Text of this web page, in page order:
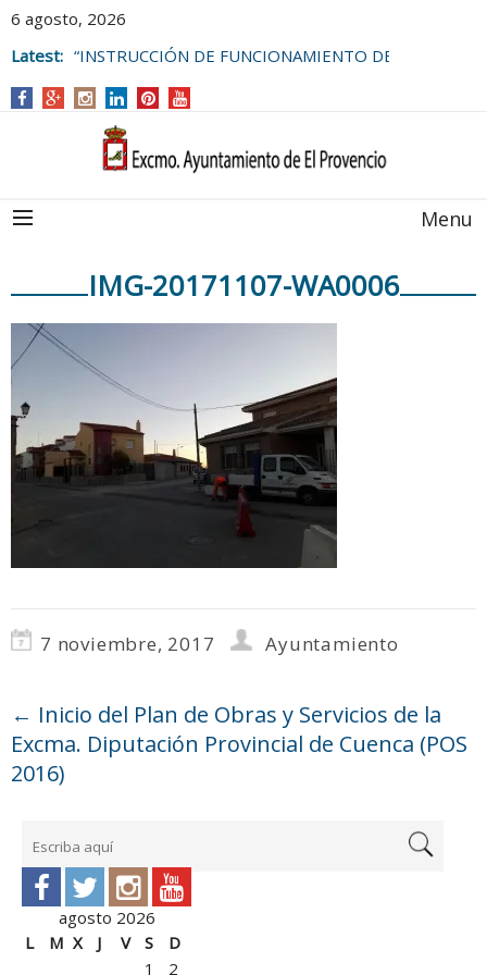
6 agosto, 2026
Latest: “INSTRUCCIÓN DE FUNCIONAMIENTO DE
AYUNTAMIENTO DE EL PROVENCIO
Menu
IMG-20171107-WA0006
7 noviembre, 2017 Ayuntamiento
← Inicio del Plan de Obras y Servicios de la
Excma. Diputación Provincial de Cuenca (POS
2016)
agosto 2026
L
M X J V S
D
1
2